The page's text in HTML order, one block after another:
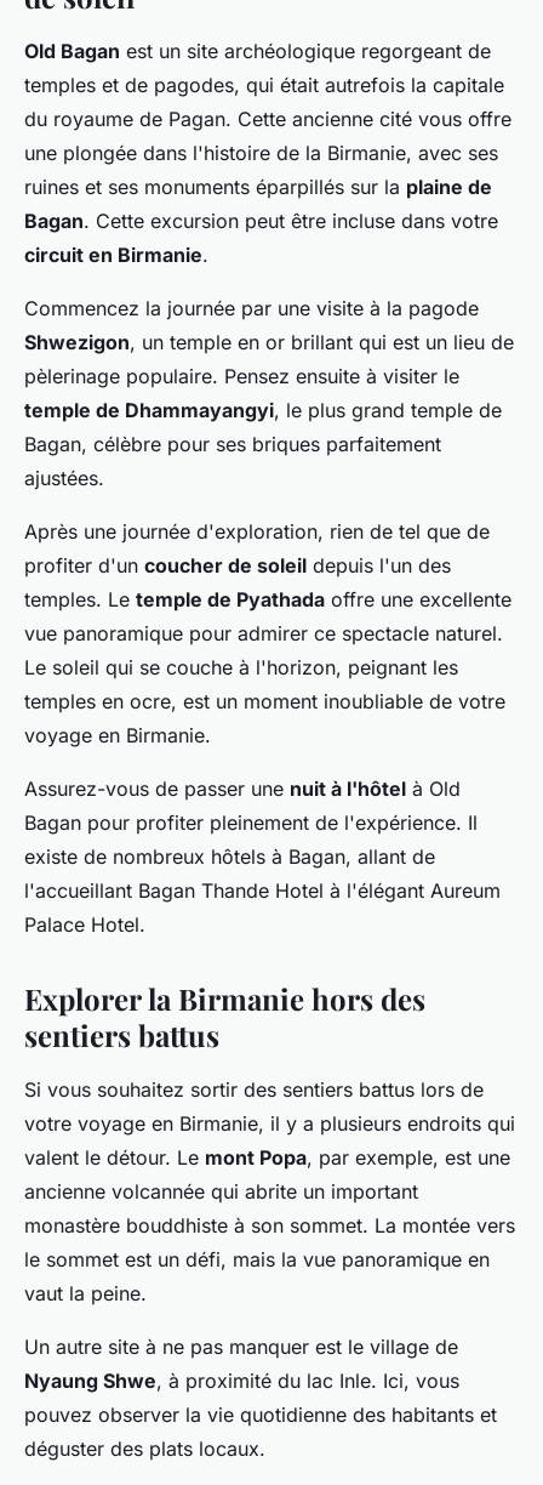
Old Bagan est un site archéologique regorgeant de
temples et de pagodes, qui était autrefois la capitale
du royaume de Pagan. Cette ancienne cité vous offre
une plongée dans l'histoire de la Birmanie, avec ses
ruines et ses monuments éparpillés sur la plaine de
Bagan. Cette excursion peut être incluse dans votre
circuit en Birmanie.
Commencez la journée par une visite à la pagode
Shwezigon, un temple en or brillant qui est un lieu de
pèlerinage populaire. Pensez ensuite à visiter le
temple de Dhammayangyi, le plus grand temple de
Bagan, célèbre pour ses briques parfaitement
ajustées.
Après une journée d'exploration, rien de tel que de
profiter d'un coucher de soleil depuis l'un des
temples. Le temple de Pyathada offre une excellente
vue panoramique pour admirer ce spectacle naturel.
Le soleil qui se couche à l'horizon, peignant les
temples en ocre, est un moment inoubliable de votre
voyage en Birmanie.
Assurez-vous de passer une nuit à l'hôtel à Old
Bagan pour profiter pleinement de l'expérience. Il
existe de nombreux hôtels à Bagan, allant de
l'accueillant Bagan Thande Hotel à l'élégant Aureum
Palace Hotel.
Explorer la Birmanie hors des
sentiers battus
Si vous souhaitez sortir des sentiers battus lors de
votre voyage en Birmanie, il y a plusieurs endroits qui
valent le détour. Le mont Popa, par exemple, est une
ancienne volcannée qui abrite un important
monastère bouddhiste à son sommet. La montée vers
le sommet est un défi, mais la vue panoramique en
vaut la peine.
Un autre site à ne pas manquer est le village de
Nyaung Shwe, à proximité du lac Inle. Ici, vous
pouvez observer la vie quotidienne des habitants et
déguster des plats locaux.